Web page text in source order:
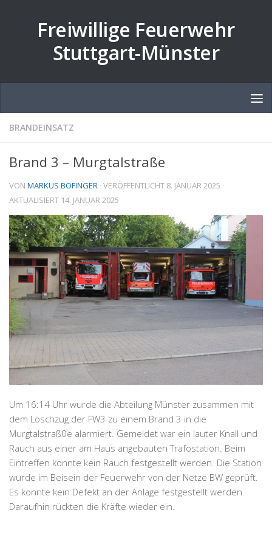
Freiwillige Feuerwehr
Stuttgart-Münster
BRANDEINSATZ
Brand 3 – Murgtalstraße
VON MARKUS BOFINGER · VERÖFFENTLICHT 8. JANUAR 2025 ·
AKTUALISIERT 14. JANUAR 2025
Um 16:14 Uhr wurde die Abteilung Münster zusammen mit
dem Löschzug der FW3 zu einem Brand 3 in die
Murgtalstraß0e alarmiert. Gemeldet war ein lauter Knall und
Rauch aus einer am Haus angebauten Trafostation. Beim
Eintreffen konnte kein Rauch festgestellt werden. Die Station
wurde im Beisein der Feuerwehr von der Netze BW geprüft.
Es konnte kein Defekt an der Anlage festgestellt werden.
Daraufhin rückten die Kräfte wieder ein.